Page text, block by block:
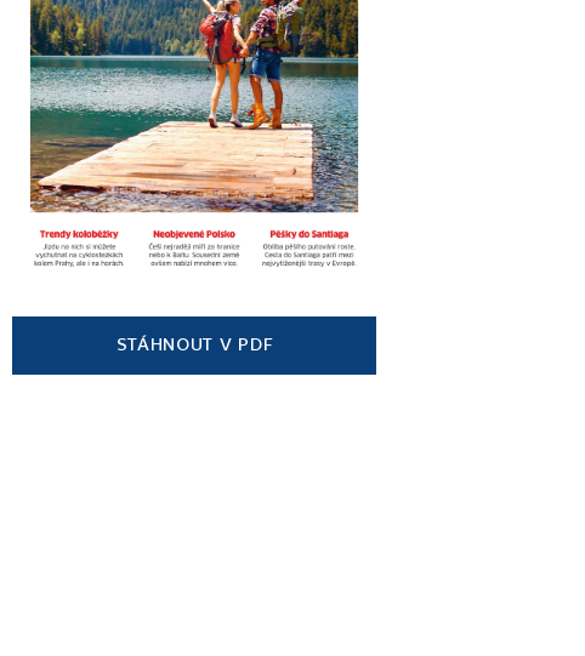
STÁHNOUT V PDF